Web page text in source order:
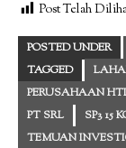
Post Telah
POSTED UNDER
TAGGED
PERUSAHAAN HTI
PT SRL
SP3 15
TEMUAN